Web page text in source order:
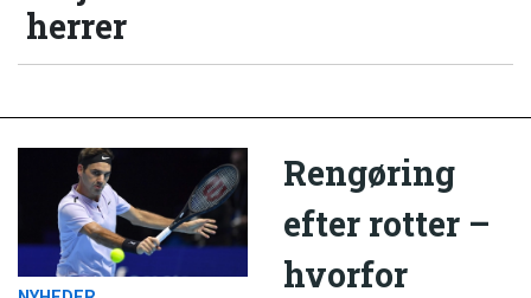
herrer
Rengøring
efter rotter –
hvorfor